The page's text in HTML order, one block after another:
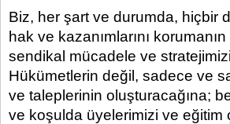
Biz, her şart ve durumda, hiçbir
hak ve kazanımlarını
sendikal mücadele ve
Hükümetlerin değil, sadece ve
ve taleplerinin oluşturacağına;
ve koşulda üyelerimizi ve eğitim